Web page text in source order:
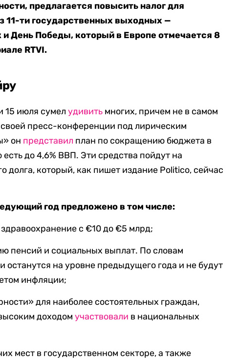
предлагается повысить налог для
11-ти государственных выходных —
День Победы, который в Европе отмечается 8
RTVI.
15 июля сумелудивить многих, причем не в самом
пресс-конференции под лирическим
он представил план по сокращению бюджета в
до 4,6% ВВП. Эти средства пойдут на
долга, который, как пишет издание Politico, сейчас
год предложено в том числе:
с €10 до €5 млрд;
пенсий и социальных выплат. По словам
останутся на уровне предыдущего года и не будут
инфляции;
для наиболее состоятельных граждан,
доходомучаствовали в национальных
мест в государственном секторе, а также